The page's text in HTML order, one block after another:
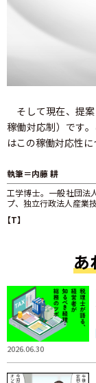
そして現在、提案
稼働対応制）です
はこの稼働対応性に
執筆＝内藤 耕
工学博士。一般社団法
プ、独立行政法人産業
【T】
あ
2026.06.30